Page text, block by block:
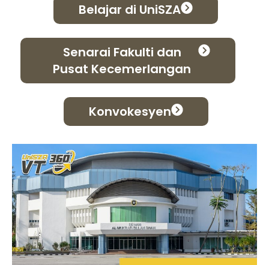
Belajar di UniSZA
Senarai Fakulti dan
Pusat Kecemerlangan
Konvokesyen